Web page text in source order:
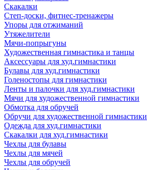
Скакалки
Степ-доски, фитнес-тренажеры
Упоры для отжиманий
Утяжелители
Мячи-попрыгуны
Художественная гимнастика и танцы
Аксессуары для худ.гимнастики
Булавы для худ.гимнастики
Голеностопы для гимнастики
Ленты и палочки для худ.гимнастики
Мячи для художественной гимнастики
Обмотка для обручей
Обручи для художественной гимнастики
Одежда для худ.гимнастики
Скакалки для худ.гимнастики
Чехлы для булавы
Чехлы для мячей
Чехлы для обручей